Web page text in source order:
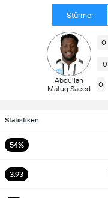
Stürmer
Abdullah
Matuq Saeed
0
0
0
Statistiken
54%
3.93